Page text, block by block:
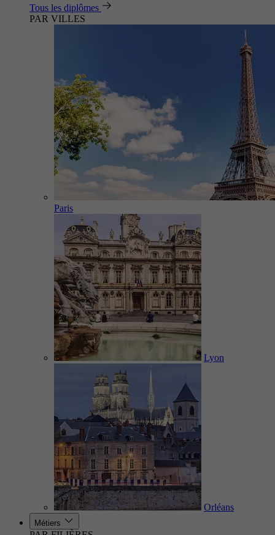
Tous les diplômes
PAR VILLES
Paris
Lyon
Orléans
Métiers